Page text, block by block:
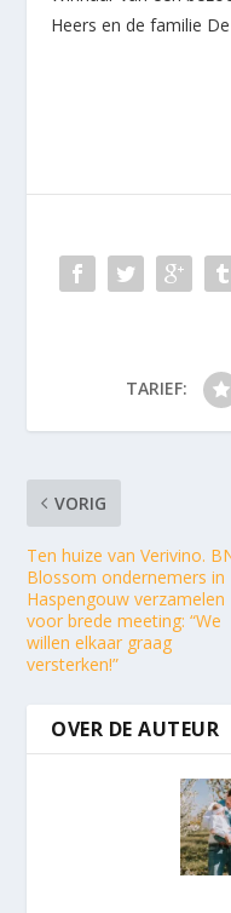
Heers en de familie
TARIEF:
VORIG
Ten huize van Verivino.
Blossom ondernemers in
Haspengouw verzamelen
voor brede meeting: “We
willen elkaar graag
versterken!”
OVER DE AUTEUR